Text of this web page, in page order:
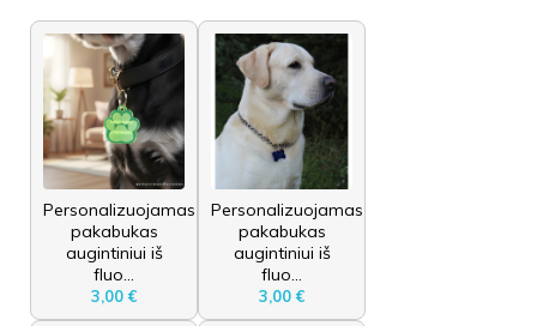
Personalizuojamas
pakabukas
augintiniui iš
fluo...
3,00 €
Personalizuojamas
pakabukas
augintiniui iš
fluo...
3,00 €